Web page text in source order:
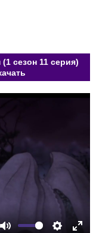
сезон 11 серия)